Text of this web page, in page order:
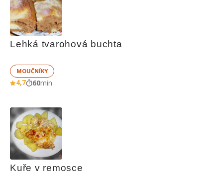
Lehká tvarohová buchta
MOUČNÍKY
4,7 60min
Kuře v remosce